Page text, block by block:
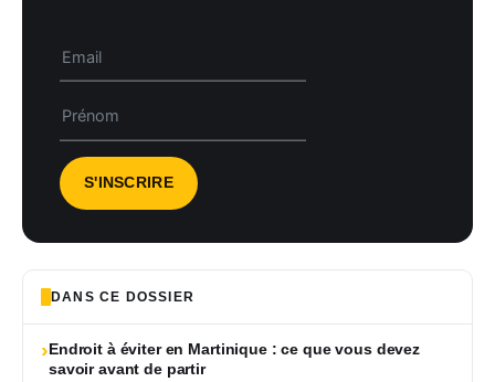
DANS CE DOSSIER
›Endroit à éviter en Martinique : ce que vous devez
savoir avant de partir